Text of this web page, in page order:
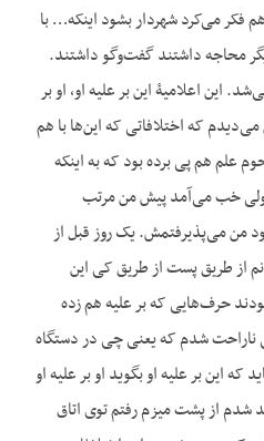
می‌کرد شهردار بشود این‏که… با
محاجه داشتند گفت‌وگو داشتند.
این اعلامیۀ این بر علیه او، او بر
که اختلافاتی که این‌ها با هم
علم هم پی برده بود که به این‏که
ولی خب می‌آمد پیش من مرتب
من می‌پذیرفتمش. یک روز قبل از
از طریق پست از طریق کی این
حرف‌هایی که بر علیه هم زده
شدم که یعنی چی در دستگاه
این بر علیه او بگوید او بر علیه او
شدم از پشت میزم رفتم توی اتاق